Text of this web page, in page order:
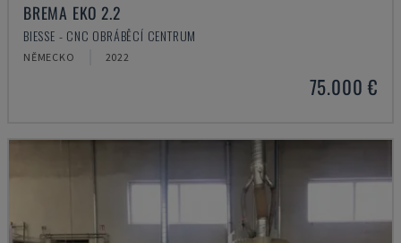
BREMA EKO 2.2
BIESSE - CNC OBRÁBĚCÍ CENTRUM
NĚMECKO 2022
75.000 €